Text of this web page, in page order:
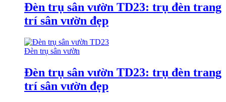
Đèn trụ sân vườn TD23: trụ đèn trang
trí sân vườn đẹp
Đèn trụ sân vườn
Đèn trụ sân vườn TD23: trụ đèn trang
trí sân vườn đẹp